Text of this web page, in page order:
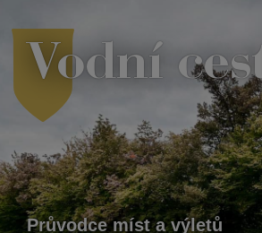
Vodní
Průvodce míst a výletů